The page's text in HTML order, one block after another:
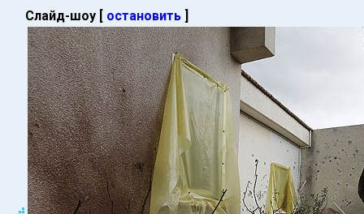
Слайд-шоу [ остановить ]